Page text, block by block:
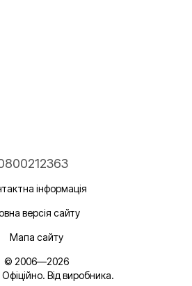
інформація
версія сайту
Мапа сайту
© 2006—2026
Від виробника.